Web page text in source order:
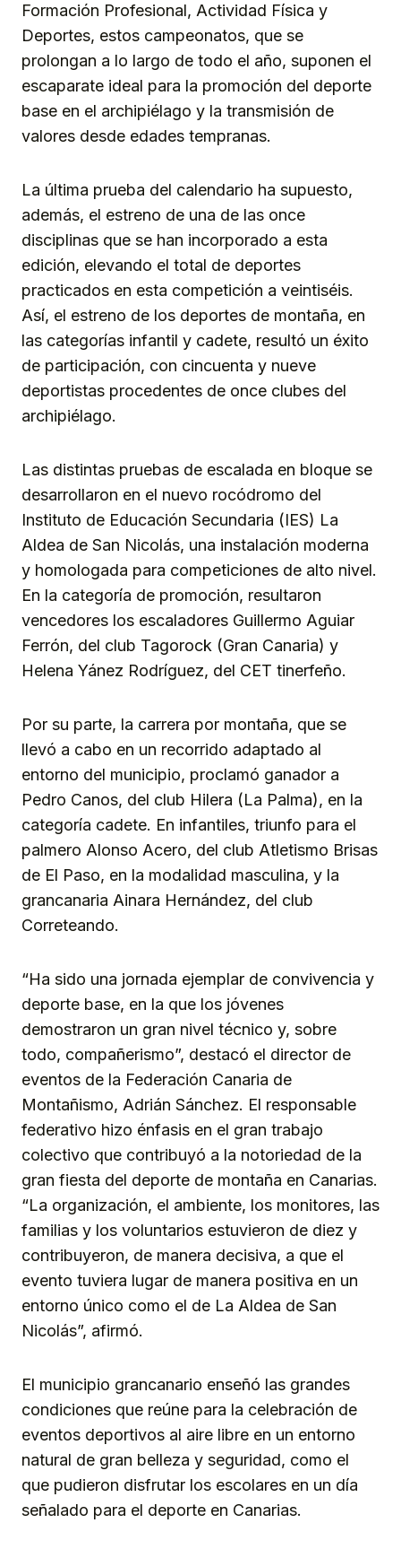
Formación Profesional, Actividad Física y
Deportes, estos campeonatos, que se
prolongan a lo largo de todo el año, suponen el
escaparate ideal para la promoción del deporte
base en el archipiélago y la transmisión de
valores desde edades tempranas.
La última prueba del calendario ha supuesto,
además, el estreno de una de las once
disciplinas que se han incorporado a esta
edición, elevando el total de deportes
practicados en esta competición a veintiséis.
Así, el estreno de los deportes de montaña, en
las categorías infantil y cadete, resultó un éxito
de participación, con cincuenta y nueve
deportistas procedentes de once clubes del
archipiélago.
Las distintas pruebas de escalada en bloque se
desarrollaron en el nuevo rocódromo del
Instituto de Educación Secundaria (IES) La
Aldea de San Nicolás, una instalación moderna
y homologada para competiciones de alto nivel.
En la categoría de promoción, resultaron
vencedores los escaladores Guillermo Aguiar
Ferrón, del club Tagorock (Gran Canaria) y
Helena Yánez Rodríguez, del CET tinerfeño.
Por su parte, la carrera por montaña, que se
llevó a cabo en un recorrido adaptado al
entorno del municipio, proclamó ganador a
Pedro Canos, del club Hilera (La Palma), en la
categoría cadete. En infantiles, triunfo para el
palmero Alonso Acero, del club Atletismo Brisas
de El Paso, en la modalidad masculina, y la
grancanaria Ainara Hernández, del club
Correteando.
“Ha sido una jornada ejemplar de convivencia y
deporte base, en la que los jóvenes
demostraron un gran nivel técnico y, sobre
todo, compañerismo”, destacó el director de
eventos de la Federación Canaria de
Montañismo, Adrián Sánchez. El responsable
federativo hizo énfasis en el gran trabajo
colectivo que contribuyó a la notoriedad de la
gran fiesta del deporte de montaña en Canarias.
“La organización, el ambiente, los monitores, las
familias y los voluntarios estuvieron de diez y
contribuyeron, de manera decisiva, a que el
evento tuviera lugar de manera positiva en un
entorno único como el de La Aldea de San
Nicolás”, afirmó.
El municipio grancanario enseñó las grandes
condiciones que reúne para la celebración de
eventos deportivos al aire libre en un entorno
natural de gran belleza y seguridad, como el
que pudieron disfrutar los escolares en un día
señalado para el deporte en Canarias.